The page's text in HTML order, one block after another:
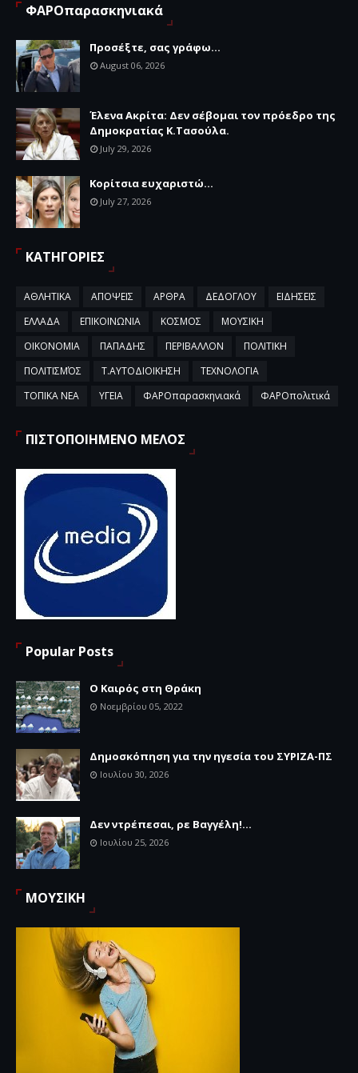
ΦΑΡΟπαρασκηνιακά
Προσέξτε, σας γράφω...
August 06, 2026
Έλενα Ακρίτα: Δεν σέβομαι τον πρόεδρο της
Δημοκρατίας Κ.Τασούλα.
July 29, 2026
Κορίτσια ευχαριστώ...
July 27, 2026
ΚΑΤΗΓΟΡΙΕΣ
ΑΘΛΗΤΙΚΑ ΑΠΟΨΕΙΣ ΑΡΘΡΑ ΔΕΔΟΓΛΟΥ
ΕΙΔΗΣΕΙΣ
ΕΛΛΑΔΑ
ΕΠΙΚΟΙΝΩΝΙΑ ΚΟΣΜΟΣ
ΜΟΥΣΙΚΗ
ΟΙΚΟΝΟΜΙΑ
ΠΑΠΑΔΗΣ ΠΕΡΙΒΑΛΛΟΝ
ΠΟΛΙΤΙΚΗ
ΠΟΛΙΤΙΣΜΌΣ
Τ.ΑΥΤΟΔΙΟΙΚΗΣΗ
ΤΕΧΝΟΛΟΓΙΑ
ΤΟΠΙΚΑ ΝΕΑ
ΥΓΕΙΑ ΦΑΡΟπαρασκηνιακά ΦΑΡΟπολιτικά
ΠΙΣΤΟΠΟΙΗΜΕΝΟ ΜΕΛΟΣ
Popular Posts
Ο Καιρός στη Θράκη
Νοεμβρίου 05, 2022
Δημοσκόπηση για την ηγεσία του ΣΥΡΙΖΑ-ΠΣ
Ιουλίου 30, 2026
Δεν ντρέπεσαι, ρε Βαγγέλη!...
Ιουλίου 25, 2026
ΜΟΥΣΙΚΗ